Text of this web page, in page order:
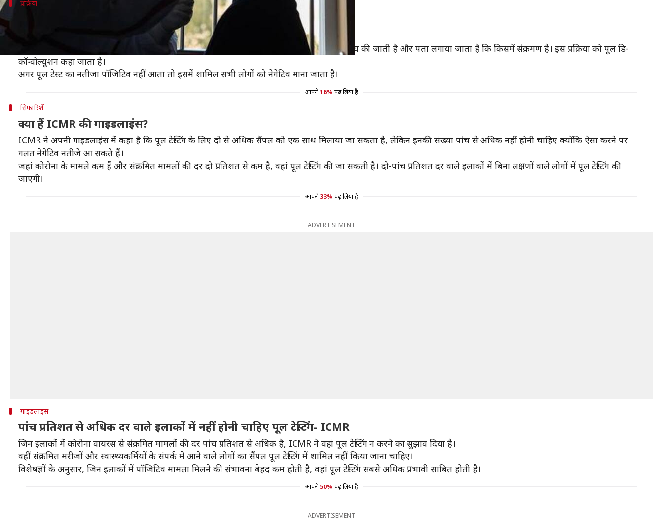
प्रक्रिया
पूल टेस्टिंग में कई लोगों का सैंपल एक ट्यूब में डाला जाता है और उनका एक साथ PCR टेस्ट होता है।
अगर पूल टेस्ट पॉजिटिव आता है तो फिर इसमें शामिल रहे सभी व्यक्तियों के सैंपल की एक-एक करके जांच की जाती है और पता लगाया जाता है कि किसमें संक्रमण है। इस प्रक्रिया को पूल डि-
कॉन्वोल्यूशन कहा जाता है।
अगर पूल टेस्ट का नतीजा पॉजिटिव नहीं आता तो इसमें शामिल सभी लोगों को नेगेटिव माना जाता है।
आपने 16% पढ़ लिया है
सिफारिशें
क्या हैं ICMR की गाइडलाइंस?
ICMR ने अपनी गाइडलाइंस में कहा है कि पूल टेस्टिंग के लिए दो से अधिक सैंपल को एक साथ मिलाया जा सकता है, लेकिन इनकी संख्या पांच से अधिक नहीं होनी चाहिए क्योंकि ऐसा करने पर
गलत नेगेटिव नतीजे आ सकते हैं।
जहां कोरोना के मामले कम हैं और संक्रमित मामलों की दर दो प्रतिशत से कम है, वहां पूल टेस्टिंग की जा सकती है। दो-पांच प्रतिशत दर वाले इलाकों में बिना लक्षणों वाले लोगों में पूल टेस्टिंग की
जाएगी।
आपने 33% पढ़ लिया है
ADVERTISEMENT
गाइडलाइंस
पांच प्रतिशत से अधिक दर वाले इलाकों में नहीं होनी चाहिए पूल टेस्टिंग- ICMR
जिन इलाकों में कोरोना वायरस से संक्रमित मामलों की दर पांच प्रतिशत से अधिक है, ICMR ने वहां पूल टेस्टिंग न करने का सुझाव दिया है।
वहीं संक्रमित मरीजों और स्वास्थ्यकर्मियों के संपर्क में आने वाले लोगों का सैंपल पूल टेस्टिंग में शामिल नहीं किया जाना चाहिए।
विशेषज्ञों के अनुसार, जिन इलाकों में पॉजिटिव मामला मिलने की संभावना बेहद कम होती है, वहां पूल टेस्टिंग सबसे अधिक प्रभावी साबित होती है।
आपने 50% पढ़ लिया है
ADVERTISEMENT